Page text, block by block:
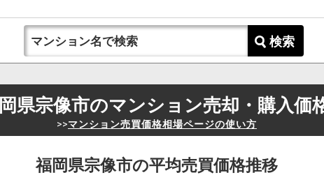
検索
県宗像市のマンション売却・購入価
>>マンション売買価格相場ページの使い方
福岡県宗像市の平均売買価格推移